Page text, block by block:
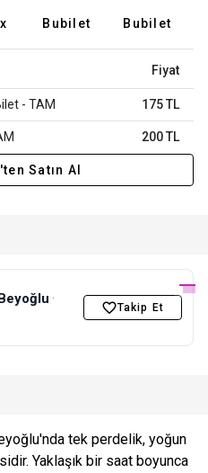
Bubilet Bubilet
Fiyat
- TAM 175 TL
200 TL
Satın Al
·
Takip Et
tek perdelik, yoğun
Yaklaşık bir saat boyunca